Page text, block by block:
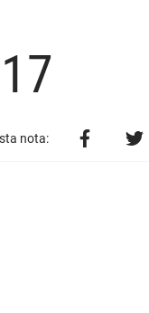
nota: